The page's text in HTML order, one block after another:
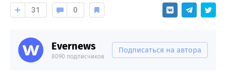
31 0
Evernews
8090 подписчиков
Подписаться на автора